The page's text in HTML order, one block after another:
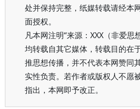
处并保持完整，纸媒转载请经本
面授权。
凡本网注明“来源：XXX（非爱思
均转载自其它媒体，转载目的在
推思想传播，并不代表本网赞同
实性负责。若作者或版权人不愿
指出，本网即予改正。